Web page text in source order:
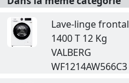
Lave-linge frontal
1400 T 12 Kg
VALBERG
WF1214AW566C3